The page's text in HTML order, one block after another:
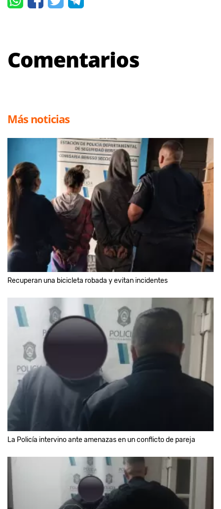
Comentarios
Más noticias
Recuperan una bicicleta robada y evitan incidentes
La Policía intervino ante amenazas en un conflicto de pareja